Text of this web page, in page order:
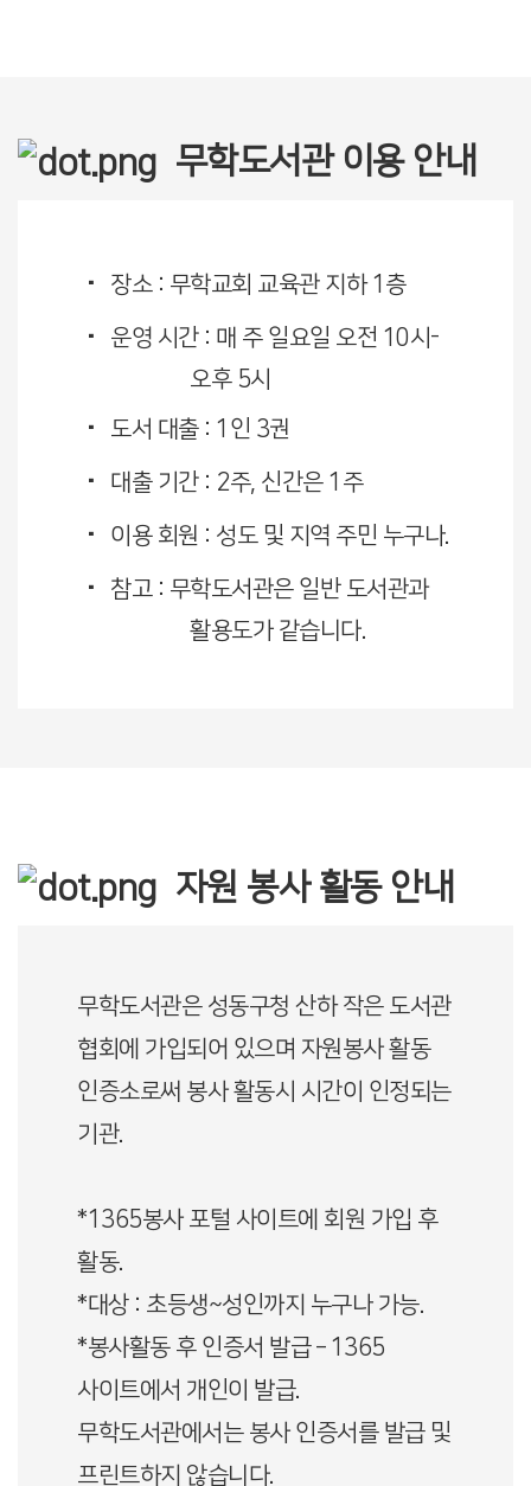
무학도서관 이용 안내
장소 : 무학교회 교육관 지하 1층
운영 시간 : 매 주 일요일 오전 10시-
오후 5시
도서 대출 : 1인 3권
대출 기간 : 2주, 신간은 1주
이용 회원 : 성도 및 지역 주민 누구나.
참고 : 무학도서관은 일반 도서관과
활용도가 같습니다.
자원 봉사 활동 안내
무학도서관은 성동구청 산하 작은 도서관
협회에 가입되어 있으며 자원봉사 활동
인증소로써 봉사 활동시 시간이 인정되는
기관.
*1365봉사 포털 사이트에 회원 가입 후
활동.
*대상 : 초등생~성인까지 누구나 가능.
*봉사활동 후 인증서 발급 – 1365
사이트에서 개인이 발급.
무학도서관에서는 봉사 인증서를 발급 및
프린트하지 않습니다.